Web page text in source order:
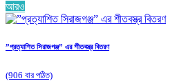
আরও
”প্রত্যাশিত সিরাজগঞ্জ” এর শীতবস্ত্র বিতরণ
(906 বার পঠিত)